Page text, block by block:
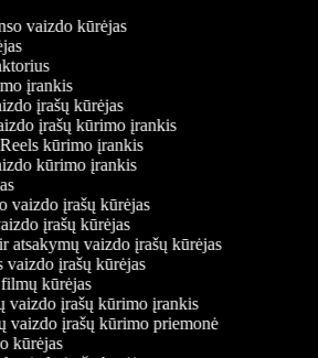
vaizdo kūrėjas
įrankis
įrašų kūrėjas
įrašų kūrimo įrankis
Reels kūrimo įrankis
kūrimo įrankis
vaizdo įrašų kūrėjas
įrašų kūrėjas
atsakymų vaizdo įrašų kūrėjas
vaizdo įrašų kūrėjas
kūrėjas
vaizdo įrašų kūrimo įrankis
vaizdo įrašų kūrimo priemonė
kūrėjas